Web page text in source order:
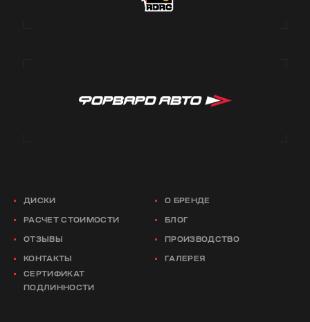
ДИСКИ О БРЕНДЕ
РАСЧЕТ СТОИМОСТИ БЛОГ
ОТЗЫВЫ ПРОИЗВОДСТВО
КОНТАКТЫ
ГАЛЕРЕЯ
СЕРТИФИКАТ
ПОДЛИННОСТИ